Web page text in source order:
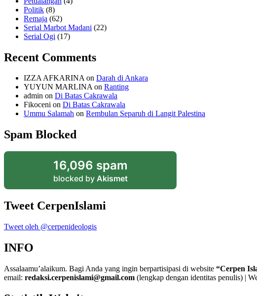
Politik (8)
Remaja (62)
Serial Marbot Madani (22)
Serial Ogi (17)
Recent Comments
IZZA AFKARINAon Darah di Ankara
YUYUN MARLINAon Ranting
admin on Di Batas Cakrawala
Fikoceni on Di Batas Cakrawala
Ummu Salamah on Rembulan Separuh di Langit Palestina
Spam Blocked
16,096 spam
blocked by Akismet
Tweet CerpenIslami
Tweet oleh @cerpenideologis
INFO
Assalaamu’alaikum. Bagi Anda yang ingin berpartisipasi di website “Cerpen
email: redaksi.cerpenislami@gmail.com (lengkap dengan identitas penulis) |